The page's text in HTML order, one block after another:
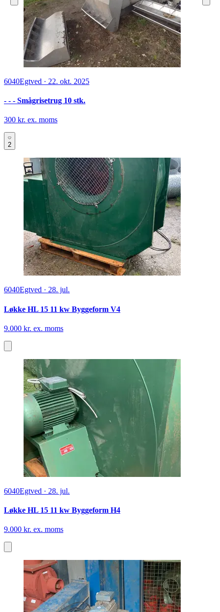
6040Egtved · 22. okt. 2025
- - - Smågrisetrug 10 stk.
300 kr. ex. moms
2
6040Egtved · 28. jul.
Løkke HL 15 11 kw Byggeform V4
9.000 kr. ex. moms
6040Egtved · 28. jul.
Løkke HL 15 11 kw Byggeform H4
9.000 kr. ex. moms